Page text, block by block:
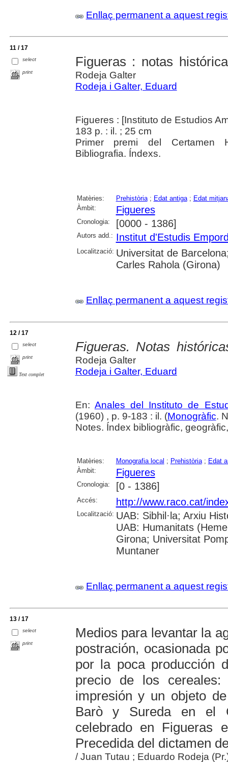
Enllaç permanent a aquest
11 / 17
select
print
Figueras : notas
Rodeja Galter
Rodeja i Galter, Eduard
Figueres : [Instituto de Estudios
183 p. : il. ; 25 cm
Primer premi del Certamen
Bibliografia. Índexs.
Matèries: Prehistòria; Edat antiga; Edat
Àmbit:
Figueres
Cronologia: [0000 - 1386]
Autors add.: Institut d'Estudis
Localització: Universitat de
Carles Rahola (Girona)
Enllaç permanent a aquest
12 / 17
select
print
Text complet
Figueras. Notas
Rodeja Galter
Rodeja i Galter, Eduard
En: Anales del Instituto de
(1960) , p. 9-183 : il. (Monogràfic.
Notes. Índex bibliogràfic,
Matèries: Monografia local ; Prehistòria; Edat
Àmbit:
Figueres
Cronologia: [0 - 1386]
Accés: http://www.raco.cat/
Localització: UAB: Sibhil·la; Arxiu
UAB: Humanitats
Girona; Universitat
Muntaner
Enllaç permanent a aquest
13 / 17
select
print
Medios para levantar la
postración, ocasionada
por la poca producción
precio de los
impresión y un objeto
Barò y Sureda en el
celebrado en
Precedida del dictamen
/ Juan Tutau ; Eduardo Rodeja